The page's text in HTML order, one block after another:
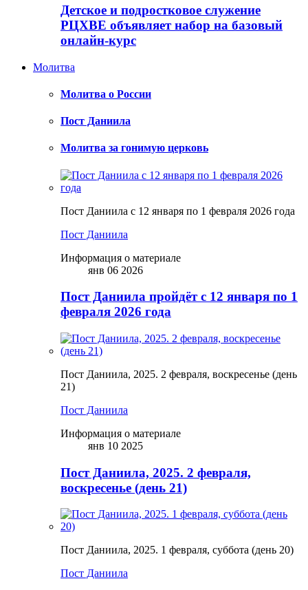
Детское и подростковое служение
РЦХВЕ объявляет набор на базовый
онлайн-курс
Молитва
Молитва о России
Пост Даниила
Молитва за гонимую церковь
Пост Даниила с 12 января по 1 февраля 2026 года
Пост Даниила
Информация о материале
янв 06 2026
Пост Даниила пройдёт с 12 января по 1
февраля 2026 года
Пост Даниила, 2025. 2 февраля, воскресенье (день
21)
Пост Даниила
Информация о материале
янв 10 2025
Пост Даниила, 2025. 2 февраля,
воскресенье (день 21)
Пост Даниила, 2025. 1 февраля, суббота (день 20)
Пост Даниила